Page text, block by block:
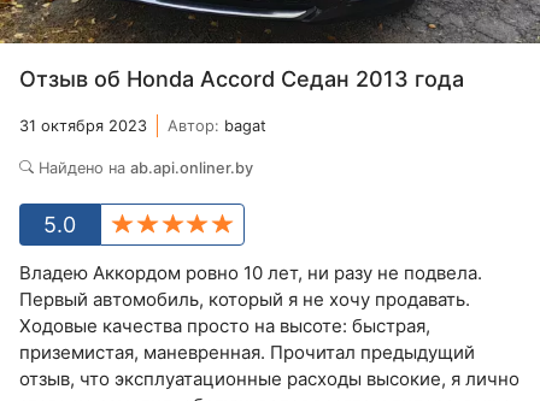
Отзыв об Honda Accord Седан 2013 года
31 октября 2023 Автор: bagat
Найдено на ab.api.onliner.by
5.0
Владею Аккордом ровно 10 лет, ни разу не подвела.
Первый автомобиль, который я не хочу продавать.
Ходовые качества просто на высоте: быстрая,
приземистая, маневренная. Прочитал предыдущий
отзыв, что эксплуатационные расходы высокие, я лично